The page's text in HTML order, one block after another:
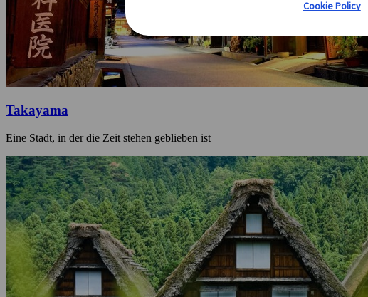
Takayama
Eine Stadt, in der die Zeit stehen geblieben ist